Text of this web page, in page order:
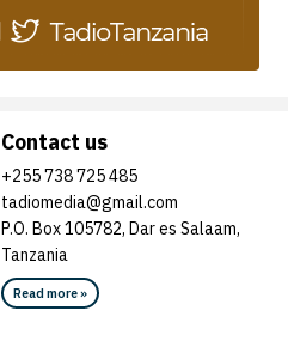
Contact us
+255 738 725 485
tadiomedia@gmail.com
P.O. Box 105782, Dar es Salaam,
Tanzania
Read more »